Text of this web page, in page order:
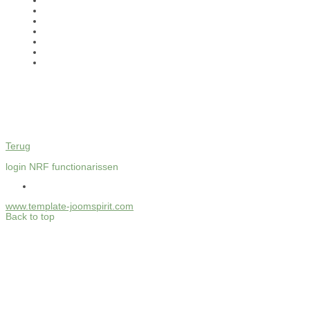
Terug
login NRF functionarissen
www.template-joomspirit.com
Back to top